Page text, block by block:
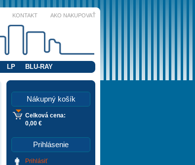
KONTAKT AKO NAKUPOVAŤ
LP BLU-RAY
Nákupný košík
Celková cena:
0,00 €
Prihlásenie
Prihlásiť